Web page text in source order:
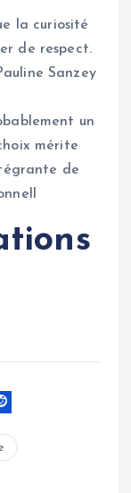
la curiosité
de respect.
Sanzey
un
mérite
de